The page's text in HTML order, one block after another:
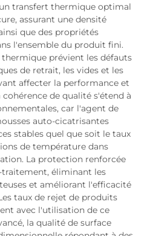
transfert thermique optimal
assurant une densité
que des propriétés
l'ensemble du produit fini.
prévient les défauts
de retrait, les vides et les
affecter la performance et
de qualité s'étend à
car l'agent de
auto-cicatrisantes
stables quel que soit le taux
de température dans
La protection renforcée
traitement, éliminant les
et améliorant l'efficacité
taux de rejet de produits
avec l'utilisation de ce
la qualité de surface